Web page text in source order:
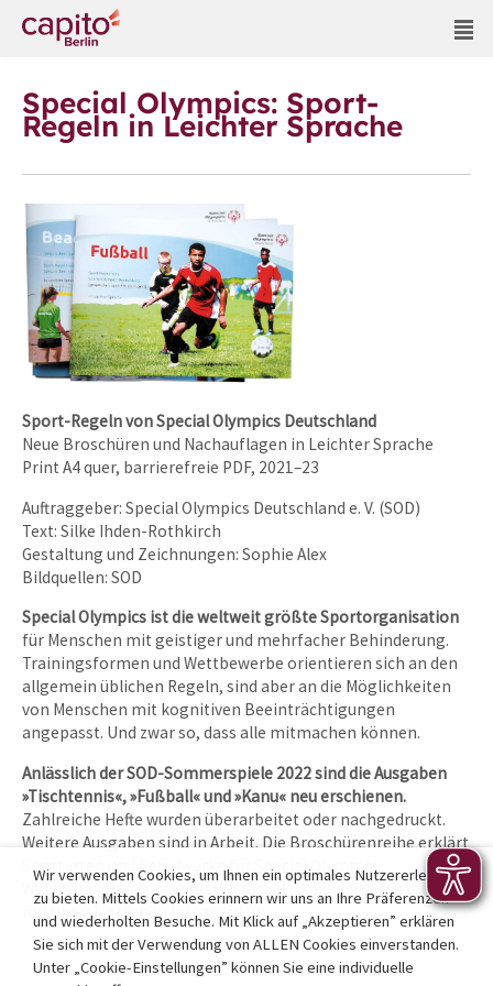
Special Olympics: Sport-
Regeln in Leichter Sprache
Sport-Regeln von Special Olympics Deutschland
Neue Broschüren und Nachauflagen in Leichter Sprache
Print A4 quer, barrierefreie PDF, 2021–23
Auftraggeber: Special Olympics Deutschland e. V. (SOD)
Text: Silke Ihden-Rothkirch
Gestaltung und Zeichnungen: Sophie Alex
Bildquellen: SOD
Special Olympics ist die weltweit größte Sportorganisation
für Menschen mit geistiger und mehrfacher Behinderung.
Trainingsformen und Wettbewerbe orientieren sich an den
allgemein üblichen Regeln, sind aber an die Möglichkeiten
von Menschen mit kognitiven Beeinträchtigungen
angepasst. Und zwar so, dass alle mitmachen können.
Anlässlich der SOD-Sommerspiele 2022 sind die Ausgaben
»Tischtennis«, »Fußball« und »Kanu« neu erschienen.
Zahlreiche Hefte wurden überarbeitet oder nachgedruckt.
Weitere Ausgaben sind in Arbeit. Die Broschürenreihe erklärt
Sportarten und Regelwerke für Special Olympics
Wettbewerbe – leicht verständlich, lebendig illustriert und
mit übersichtlichen Infografiken.
Wir verwenden Cookies, um Ihnen ein optimales Nutzererlebnis
zu bieten. Mittels Cookies erinnern wir uns an Ihre Präferenzen
und wiederholten Besuche. Mit Klick auf „Akzeptieren” erklären
Sie sich mit der Verwendung von ALLEN Cookies einverstanden.
Unter „Cookie-Einstellungen” können Sie eine individuelle